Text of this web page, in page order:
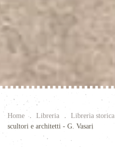
Home Libreria Libreria storica
scultori e architetti - G. Vasari